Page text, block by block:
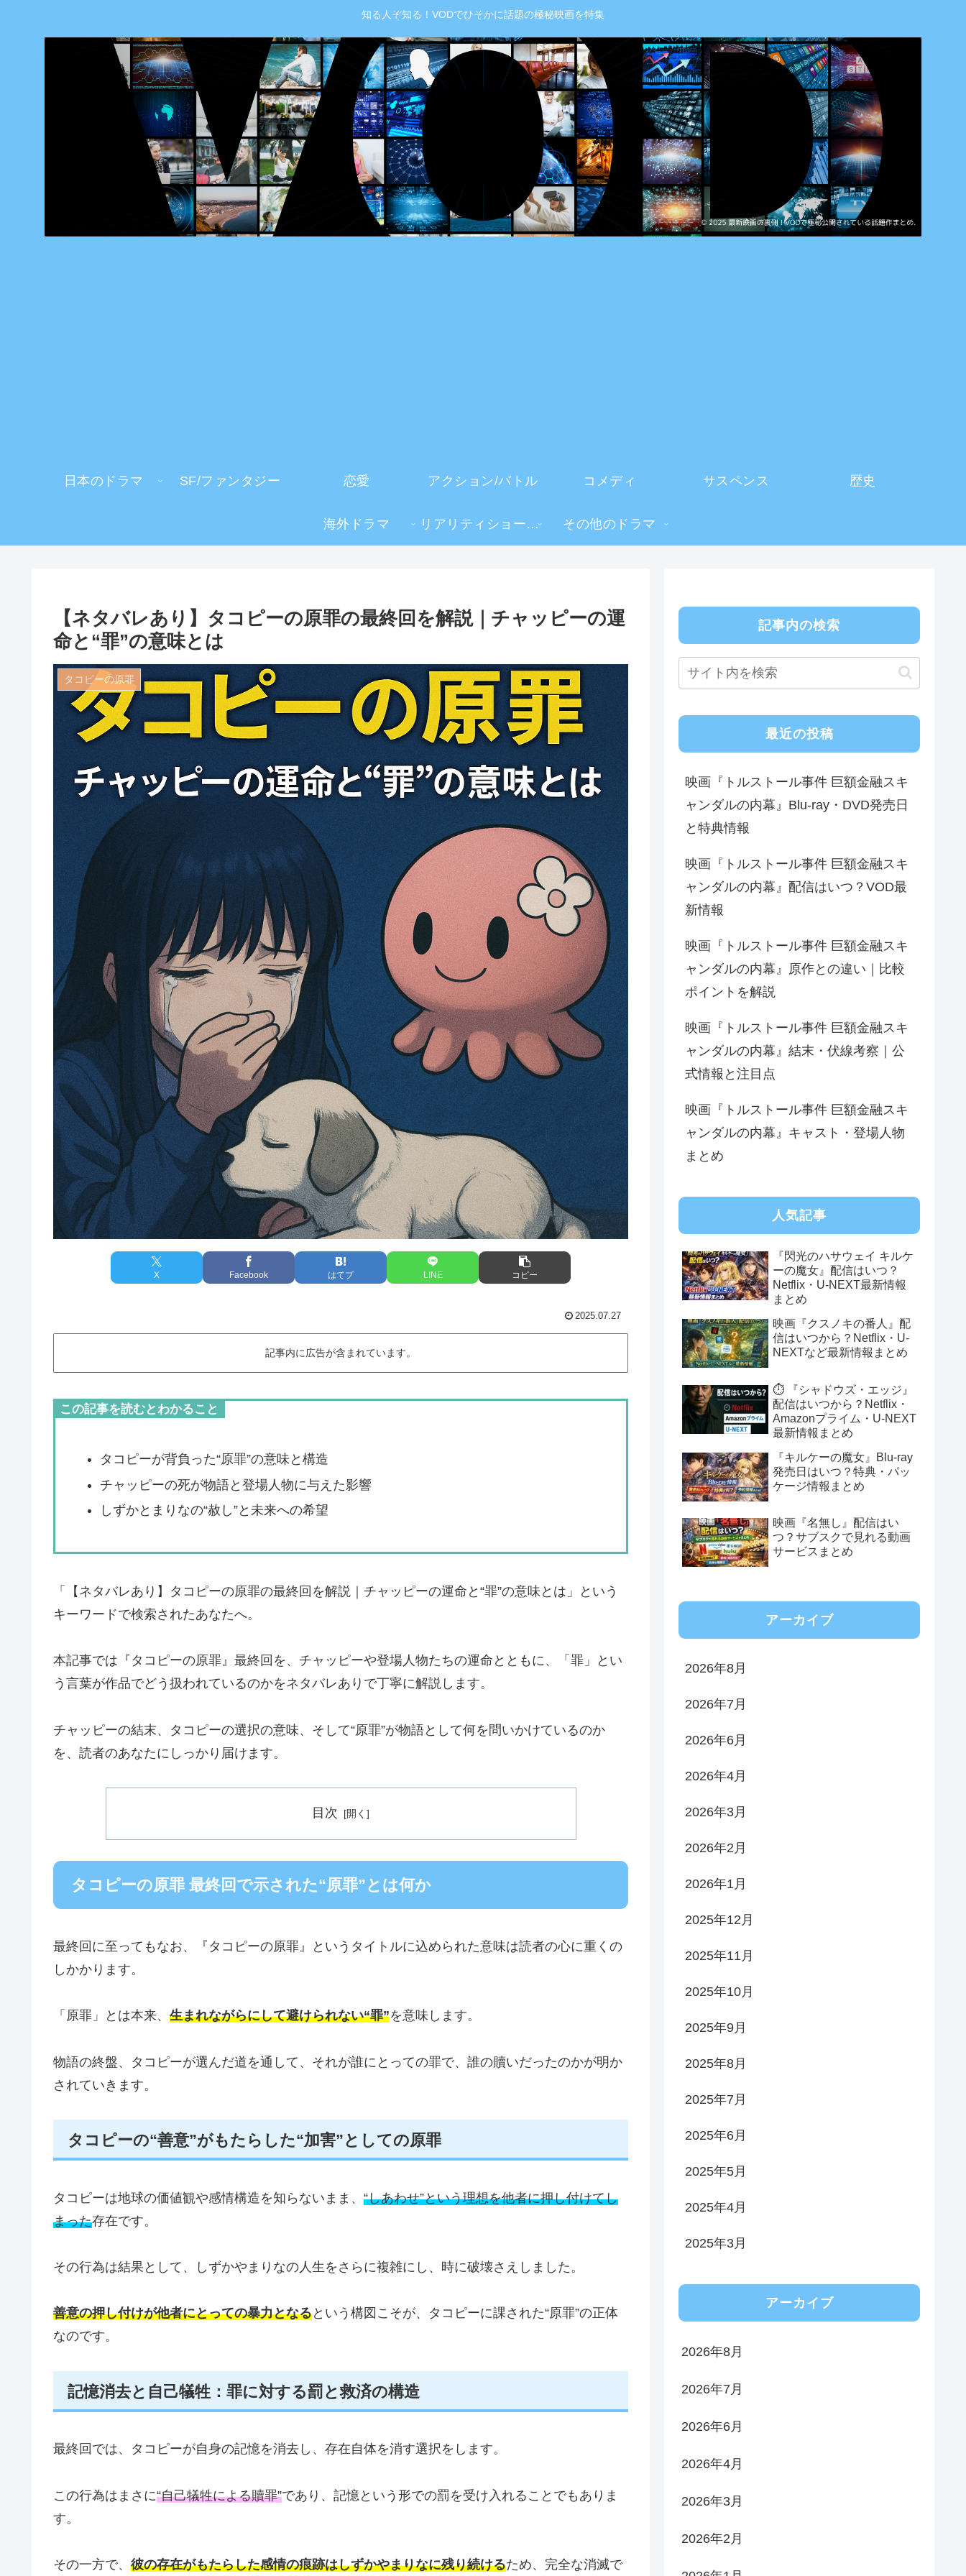
知る人ぞ知る！VODでひそかに話題の極秘映画を特集
日本のドラマ SF/ファンタジー 恋愛 アクション/バトル コメディ サスペンス 歴史
海外ドラマ リアリティショー・TV番組 その他のドラマ
【ネタバレあり】タコピーの原罪の最終回を解説｜チャッピーの運
命と“罪”の意味とは
タコピーの原罪
X Facebook はてブ LINE コピー
2025.07.27
記事内に広告が含まれています。
この記事を読むとわかること
タコピーが背負った“原罪”の意味と構造
チャッピーの死が物語と登場人物に与えた影響
しずかとまりなの“赦し”と未来への希望
「【ネタバレあり】タコピーの原罪の最終回を解説｜チャッピーの運命と“罪”の意味とは」という
キーワードで検索されたあなたへ。
本記事では『タコピーの原罪』最終回を、チャッピーや登場人物たちの運命とともに、「罪」とい
う言葉が作品でどう扱われているのかをネタバレありで丁寧に解説します。
チャッピーの結末、タコピーの選択の意味、そして“原罪”が物語として何を問いかけているのか
を、読者のあなたにしっかり届けます。
目次
タコピーの原罪 最終回で示された“原罪”とは何か
最終回に至ってもなお、『タコピーの原罪』というタイトルに込められた意味は読者の心に重くの
しかかります。
「原罪」とは本来、 生まれながらにして避けられない“罪”を意味します。
物語の終盤、タコピーが選んだ道を通して、それが誰にとっての罪で、誰の贖いだったのかが明か
されていきます。
タコピーの“善意”がもたらした“加害”としての原罪
タコピーは地球の価値観や感情構造を知らないまま、 “しあわせ”という理想を他者に押し付けてし
まった存在です。
その行為は結果として、しずかやまりなの人生をさらに複雑にし、時に破壊さえしました。
善意の押し付けが他者にとっての暴力となるという構図こそが、タコピーに課された“原罪”の正体
なのです。
記憶消去と自己犠牲：罪に対する罰と救済の構造
最終回では、タコピーが自身の記憶を消去し、存在自体を消す選択をします。
この行為はまさに“自己犠牲による贖罪”であり、記憶という形での罰を受け入れることでもありま
す。
その一方で、 彼の存在がもたらした感情の痕跡はしずかやまりなに残り続けるため、完全な消滅で
記事内の検索
最近の投稿
映画『トルストール事件 巨額金融スキ
ャンダルの内幕』Blu-ray・DVD発売日
と特典情報
映画『トルストール事件 巨額金融スキ
ャンダルの内幕』配信はいつ？VOD最
新情報
映画『トルストール事件 巨額金融スキ
ャンダルの内幕』原作との違い｜比較
ポイントを解説
映画『トルストール事件 巨額金融スキ
ャンダルの内幕』結末・伏線考察｜公
式情報と注目点
映画『トルストール事件 巨額金融スキ
ャンダルの内幕』キャスト・登場人物
まとめ
人気記事
『閃光のハサウェイ キルケ
ーの魔女』配信はいつ？
Netflix・U-NEXT最新情報
まとめ
映画『クスノキの番人』配
信はいつから？Netflix・U-
NEXTなど最新情報まとめ
⏱️ 『シャドウズ・エッジ』
配信はいつから？Netflix・
Amazonプライム・U-NEXT
最新情報まとめ
『キルケーの魔女』Blu-ray
発売日はいつ？特典・パッ
ケージ情報まとめ
映画『名無し』配信はい
つ？サブスクで見れる動画
サービスまとめ
アーカイブ
2026年8月
2026年7月
2026年6月
2026年4月
2026年3月
2026年2月
2026年1月
2025年12月
2025年11月
2025年10月
2025年9月
2025年8月
2025年7月
2025年6月
2025年5月
2025年4月
2025年3月
アーカイブ
2026年8月
2026年7月
2026年6月
2026年4月
2026年3月
2026年2月